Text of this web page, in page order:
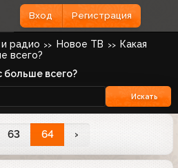
Вход Регистрация
радио Новое ТВ
Какая
всего?
больше всего?
Искать
63 64 ›